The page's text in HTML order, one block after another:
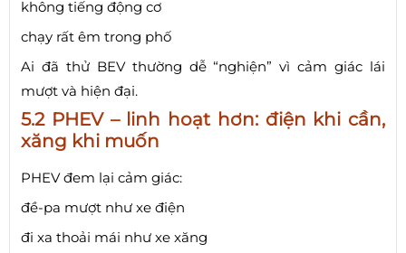
không tiếng động cơ
chạy rất êm trong phố
Ai đã thử BEV thường dễ “nghiện” vì cảm giác lái
mượt và hiện đại.
5.2 PHEV – linh hoạt hơn: điện khi cần,
xăng khi muốn
PHEV đem lại cảm giác:
đề-pa mượt như xe điện
đi xa thoải mái như xe xăng